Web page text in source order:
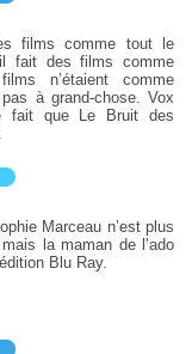
films comme tout le
fait des films comme
n’étaient comme
à grand-chose. Vox
fait que Le Bruit des
Marceau n’est plus
la maman de l’ado
Blu Ray.